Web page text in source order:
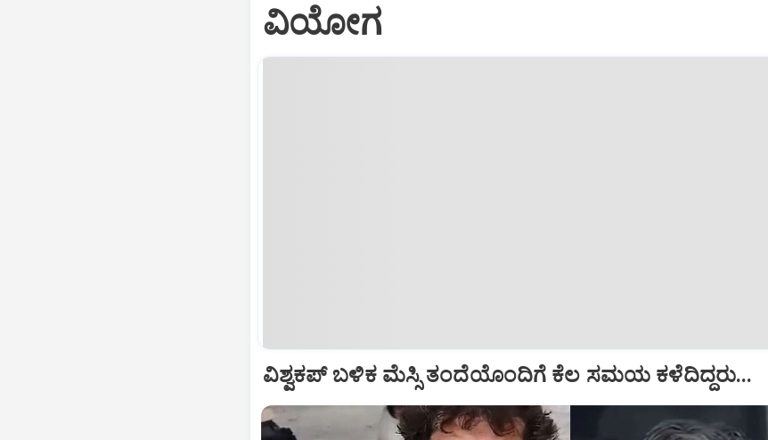
ವಿಯೋಗ
ವಿಶ್ವಕಪ್‌ ಬಳಿಕ ಮೆಸ್ಸಿ ತಂದೆಯೊಂದಿಗೆ ಕೆಲ ಸಮಯ ಕಳೆದಿದ್ದರು...